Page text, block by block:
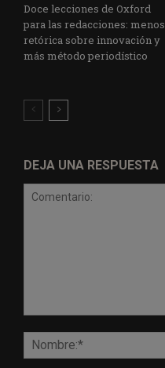
Doce lecciones de Oxford
para las redacciones: menos
retórica sobre innovación y
más método periodístico
DEJA UNA RESPUESTA